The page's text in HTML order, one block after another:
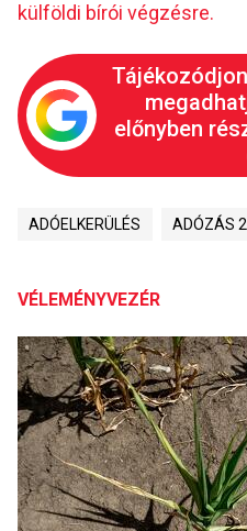
külföldi bírói végzésre.
előnyben
ADÓELKERÜLÉS ADÓZÁS
VÉLEMÉNYVEZÉR